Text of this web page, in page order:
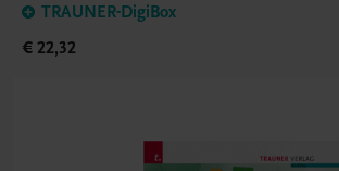
TRAUNER-DigiBox
€ 22,32